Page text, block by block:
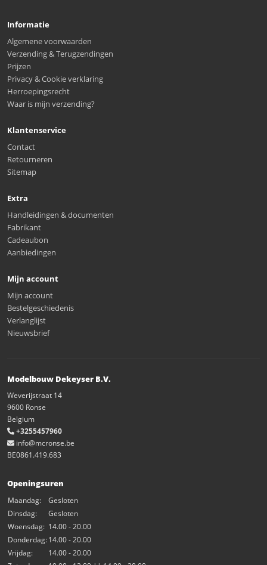
Informatie
Algemene voorwaarden
Verzending & Terugzendingen
Prijzen
Privacy & Cookie verklaring
Herroepingsrecht
Waar is mijn verzending?
Klantenservice
Contact
Retourneren
Sitemap
Extra
Handleidingen & documenten
Fabrikant
Cadeaubon
Aanbiedingen
Mijn account
Mijn account
Bestelgeschiedenis
Verlanglijst
Nieuwsbrief
Modelbouw Dekeyser B.V.
Weverijstraat 14
9600 Ronse
Belgium
+3255457960
info@mcronse.be
BE0861.419.683
Openingsuren
Maandag:
Gesloten
Dinsdag:
Gesloten
Woensdag: 14.00 - 20.00
Donderdag:14.00 - 20.00
Vrijdag:
14.00 - 20.00